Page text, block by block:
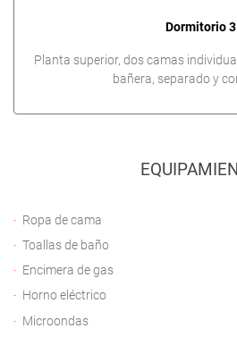
Dormitorio 3
Planta superior, dos camas
bañera, separado y
Ropa de cama
Toallas de baño
Encimera de gas
Horno eléctrico
Microondas